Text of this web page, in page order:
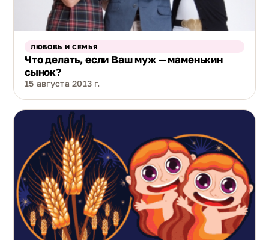
ЛЮБОВЬ И СЕМЬЯ
Что делать, если Ваш муж — маменькин
сынок?
15 августа 2013 г.